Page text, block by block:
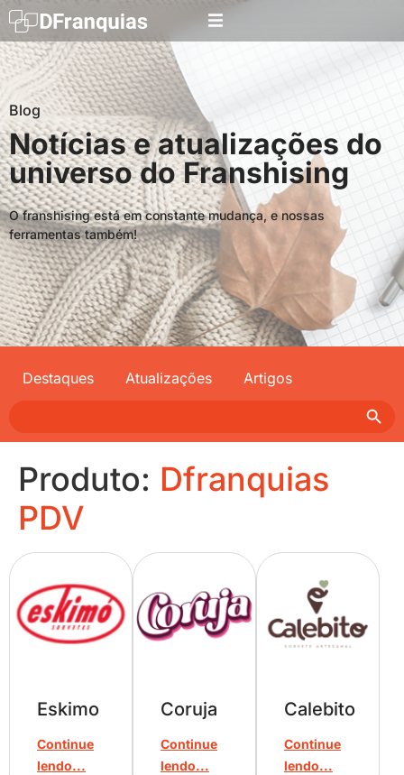
Blog
Notícias e atualizações do
universo do Franshising
O franshising está em constante mudança, e nossas
ferramentas também!
Destaques Atualizações
Artigos
Produto: Dfranquias
PDV
Eskimo
Continue
lendo...
Coruja
Continue
lendo...
Calebito
Continue
lendo...